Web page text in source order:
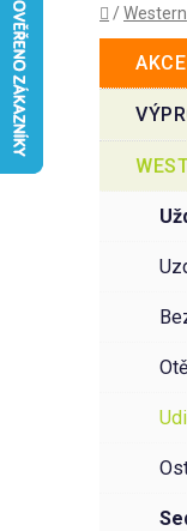
Domů
/Western
o
t
kategorie
AKCE